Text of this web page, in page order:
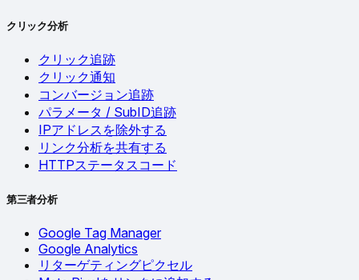
クリック分析
クリック追跡
クリック通知
コンバージョン追跡
パラメータ / SubID追跡
IPアドレスを除外する
リンク分析を共有する
HTTPステータスコード
第三者分析
Google Tag Manager
Google Analytics
リターゲティングピクセル